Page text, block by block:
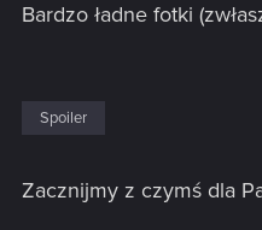
Bardzo ładne fotki
Spoiler
Zacznijmy z czymś dla